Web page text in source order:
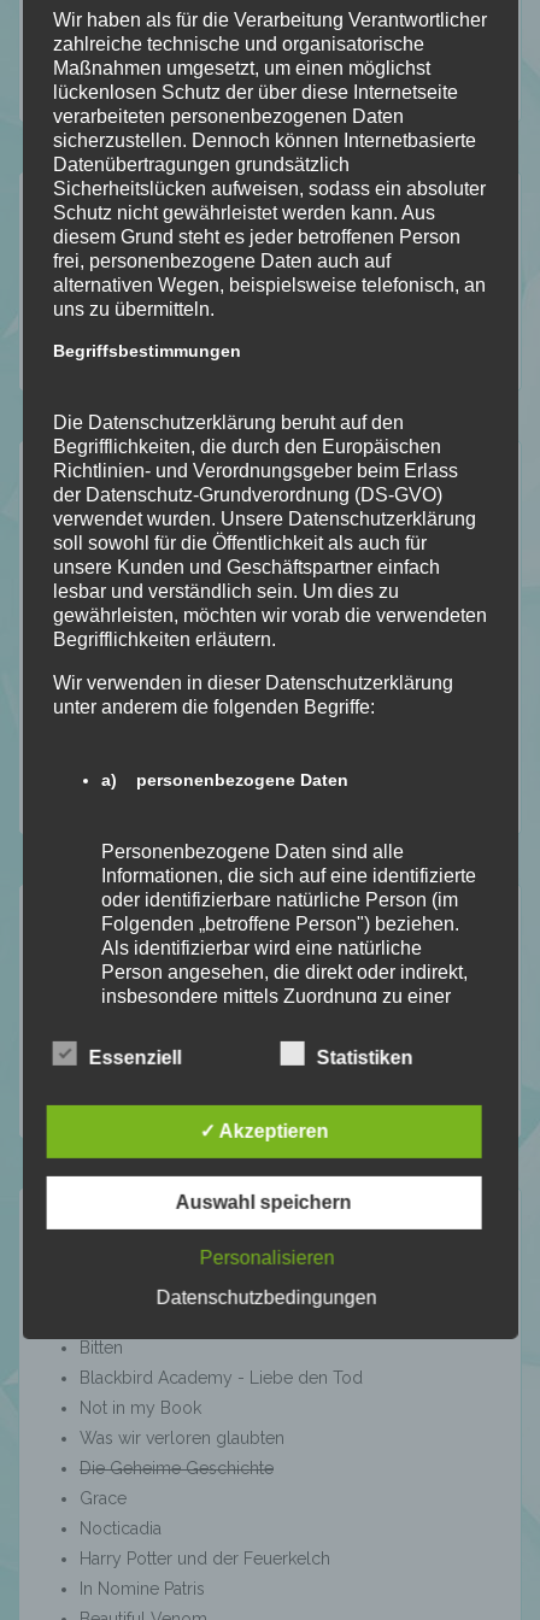
Folgt
mir
Facebook
112
Folgt
mir
auf
Instagram
184
Folgt
mir
auf
Pinterest
18
Folgt
meinem
Blog
mit
Bloglovin
2
Der Durchblick
Mein Stapel ungelesener Bücher [SuB]
Meine gelesenen Bücher!
Wer ist Calipa?
Wunschliste
Kategorien
Allgemein
Bookish – Bingo
Einblick in meine Art
Gedankengänge
Mit Humor genommen
Aktuelle Beiträge
Lese – Liste für August 2026 [TBR]
Kapitel Sieben [Lese/Lebensmonat Juli]
Unhinged von Steph Macca [Dark Romance]
Mid Year Book Tag 2026
Bitten
Blackbird Academy - Liebe den Tod
Not in my Book
Was wir verloren glaubten
Die Geheime Geschichte
Grace
Nocticadia
Harry Potter und der Feuerkelch
In Nomine Patris
Wir haben als für die Verarbeitung Verantwortlicher
zahlreiche technische und organisatorische
Maßnahmen umgesetzt, um einen möglichst
lückenlosen Schutz der über diese Internetseite
verarbeiteten personenbezogenen Daten
sicherzustellen. Dennoch können Internetbasierte
Datenübertragungen grundsätzlich
Sicherheitslücken aufweisen, sodass ein absoluter
Schutz nicht gewährleistet werden kann. Aus
diesem Grund steht es jeder betroffenen Person
frei, personenbezogene Daten auch auf
alternativen Wegen, beispielsweise telefonisch, an
uns zu übermitteln.
Begriffsbestimmungen
Die Datenschutzerklärung beruht auf den
Begrifflichkeiten, die durch den Europäischen
Richtlinien- und Verordnungsgeber beim Erlass
der Datenschutz-Grundverordnung (DS-GVO)
verwendet wurden. Unsere Datenschutzerklärung
soll sowohl für die Öffentlichkeit als auch für
unsere Kunden und Geschäftspartner einfach
lesbar und verständlich sein. Um dies zu
gewährleisten, möchten wir vorab die verwendeten
Begrifflichkeiten erläutern.
Wir verwenden in dieser Datenschutzerklärung
unter anderem die folgenden Begriffe:
a) personenbezogene Daten
Personenbezogene Daten sind alle
Informationen, die sich auf eine identifizierte
oder identifizierbare natürliche Person (im
Folgenden „betroffene Person") beziehen.
Als identifizierbar wird eine natürliche
Person angesehen, die direkt oder indirekt,
insbesondere mittels Zuordnung zu einer
Kennnummer, zu Standortdaten, zu einer
Online-Kennung oder zu einem oder
genetischen, psychischen, wirtschaftlichen,
kulturellen oder sozialen Identität dieser
b) betroffene Person
Betroffene Person ist jede identifizierte oder
identifizierbare natürliche Person, deren
personenbezogene Daten von dem für die
Verarbeitung Verantwortlichen verarbeitet
werden.
c) Verarbeitung
Essenziell Statistiken
✓ Akzeptieren
Auswahl speichern
Personalisieren
Datenschutzbedingungen